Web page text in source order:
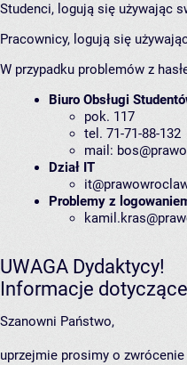
Studenci, logują się używając
Pracownicy, logują się
W przypadku problemów z
Biuro Obsługi
pok. 117
tel. 71-71-88-132
mail:
Dział IT
Problemy z
UWAGA Dydaktycy!
Informacje
Szanowni Państwo,
uprzejmie prosimy o